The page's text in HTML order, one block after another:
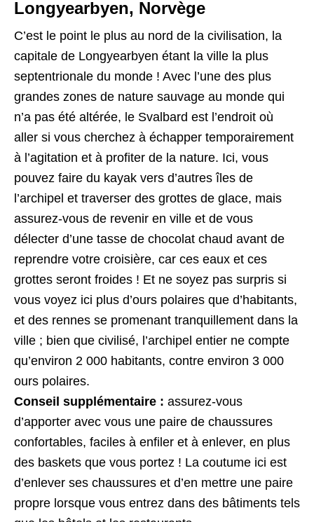
Longyearbyen, Norvège
C’est le point le plus au nord de la civilisation, la
capitale de Longyearbyen étant la ville la plus
septentrionale du monde ! Avec l’une des plus
grandes zones de nature sauvage au monde qui
n’a pas été altérée, le Svalbard est l’endroit où
aller si vous cherchez à échapper temporairement
à l’agitation et à profiter de la nature. Ici, vous
pouvez faire du kayak vers d’autres îles de
l’archipel et traverser des grottes de glace, mais
assurez-vous de revenir en ville et de vous
délecter d’une tasse de chocolat chaud avant de
reprendre votre croisière, car ces eaux et ces
grottes seront froides ! Et ne soyez pas surpris si
vous voyez ici plus d’ours polaires que d’habitants,
et des rennes se promenant tranquillement dans la
ville ; bien que civilisé, l’archipel entier ne compte
qu’environ 2 000 habitants, contre environ 3 000
ours polaires.
Conseil supplémentaire : assurez-vous
d’apporter avec vous une paire de chaussures
confortables, faciles à enfiler et à enlever, en plus
des baskets que vous portez ! La coutume ici est
d’enlever ses chaussures et d’en mettre une paire
propre lorsque vous entrez dans des bâtiments tels